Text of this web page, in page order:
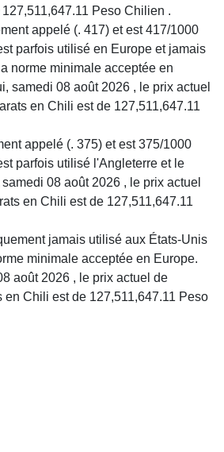
Peso Chilien .
appelé (. 417) et est 417/1000
parfois utilisé en Europe et jamais
norme minimale acceptée en
samedi 08 août 2026 , le prix actuel
en Chili est de 127,511,647.11
appelé (. 375) et est 375/1000
parfois utilisé l'Angleterre et le
08 août 2026 , le prix actuel
en Chili est de 127,511,647.11
jamais utilisé aux États-Unis
minimale acceptée en Europe.
août 2026 , le prix actuel de
en Chili est de 127,511,647.11 Peso